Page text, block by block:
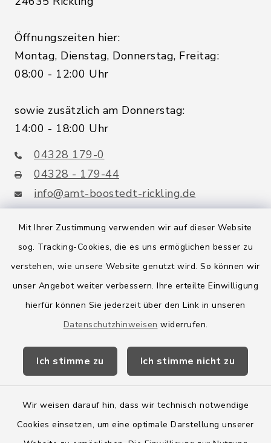
Mit Ihrer Zustimmung verwenden wir auf dieser Website
sog. Tracking-Cookies, die es uns ermöglichen besser zu
verstehen, wie unsere Website genutzt wird. So können wir
unser Angebot weiter verbessern. Ihre erteilte Einwilligung
hierfür können Sie jederzeit über den Link in unseren
Datenschutzhinweisen widerrufen.
Ich stimme zu Ich stimme nicht zu
Wir weisen darauf hin, dass wir technisch notwendige
Cookies einsetzen, um eine optimale Darstellung unserer
Öffnungszeiten hier:
Montag, Dienstag, Donnerstag, Freitag:
08:00 - 12:00 Uhr
sowie zusätzlich am Donnerstag:
14:00 - 18:00 Uhr
04328 179-0
04328 - 179-44
info@amt-boostedt-rickling.de
Quicklinks
Amt Boostedt-Rickling
Amtsbroschüre
Wege-Zweckverband